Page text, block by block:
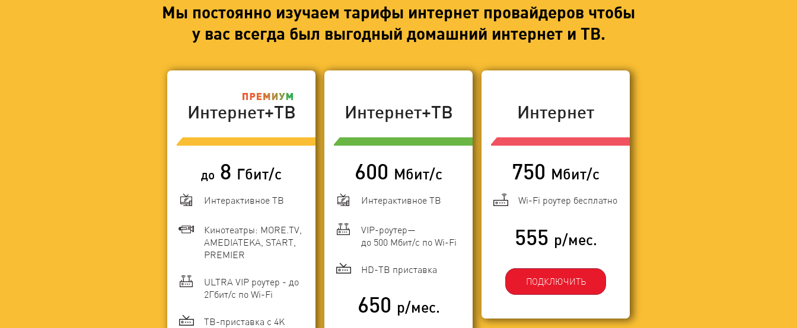
Мы постоянно изучаем тарифы интернет провайдеров чтобы
у вас всегда был выгодный домашний интернет и ТВ.
Интернет+ТВ
до 8 Гбит/с
Интерактивное ТВ
Кинотеатры: MORE.TV,
AMEDIATEKA, START,
PREMIER
ULTRA VIP роутер - до
2Гбит/c по Wi-Fi
ТВ-приставка с 4K
Интернет+ТВ
600 Мбит/с
Интерактивное ТВ
VIP-роутер—
до 500 Мбит/с по Wi-Fi
HD-ТВ приставка
650 р/мес.
Интернет
750 Мбит/с
Wi-Fi роутер бесплатно
555 р/мес.
ПОДКЛЮЧИТЬ